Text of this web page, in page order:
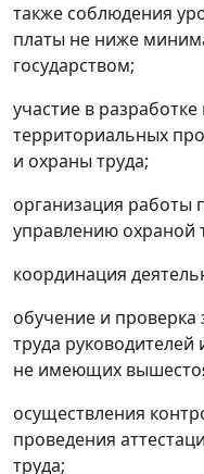
также соблюдения
платы не ниже
государством;
участие в
территориальных
и охраны труда;
организация работы
управлению охраной
координация
обучение и
труда руководителей
не имеющих
осуществления
проведения
труда;